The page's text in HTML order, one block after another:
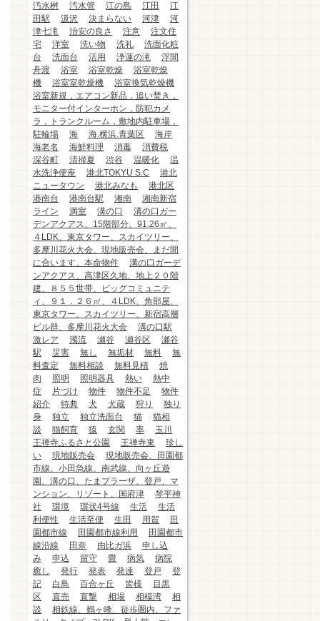
汚水桝
汚水管 江の島 江田
江
田駅
汲沢 決まらない 河津
河
津七滝
治安の良さ 注意
注文住
宅
洋室 洗い物 洗礼
洗面化粧
台
洗面台 活用 浄蓮の滝
浮間
舟渡
浴室 浴室乾燥
浴室乾燥
機
浴室室乾燥機
浴室換気乾燥機
浴室新規，エアコン新品，追い焚き，
モニター付インターホン，防犯カメ
ラ，トランクルーム，敷地内駐車場，
駐輪場
海 海.横浜.青葉区
海岸
海老名
海鮮料理 消毒
消費税
深谷町
清掃夏 渋谷 温暖化
温
水洗浄便座
港北TOKYU S.C
港北
ニュータウン
港北みなも
港北区
港南台
港南台駅 湘南
湘南新宿
ライン
満室 溝の口
溝の口ガー
デンアクアス、15階部分、91.26㎡、
４LDK、東京タワー、スカイツリー、
多摩川花火大会、現地販売会、まだ間
に合います、本命物件
溝の口ガーデ
ンアクアス、高津区久地、地上２０階
建、８５５世帯、ビッグコミュニテ
ィ、９１．２６㎡、４LDK、角部屋、
東京タワー、スカイツリー、新宿高層
ビル群、多摩川花火大会
溝の口駅
激レア
濁流 瀬谷 瀬谷区
瀬谷
駅
災害 無し 無垢材 無料
無
料査定
無料相談 無料見積
焼
肉
照明 照明器具 熱い
熱中
症
片づけ 物件 物件不足
物件
紹介
特典 犬 犬蔵 狩り
独り
身
独立 独立洗面台 猫
猫相
談
猫飼育 猿 玄関 率
玉川
王禅寺ふるさと公園
王禅寺東
珍し
い
現地販売会
現地販売会、田園都
市線、小田急線、南武線、向ヶ丘遊
園、溝の口、たまプラーザ、登戸、マ
ンション、リゾート、国府津
琴平神
社
環境 環状4号線 生活
生活
利便性
生活至便 生田 用賀
田
園都市線
田園都市線利用
田園都市
線沿線
田奈 由比ガ浜
申し込
み
申込 留守 畳 病気
病院
癒し
発行 発表 発達 登戸
登
記
白鳥 百合ヶ丘 皆様
目黒
区
直売 直撃 相場 相模湾
相
談
相鉄線、鶴ヶ峰、徒歩圏内、ファ